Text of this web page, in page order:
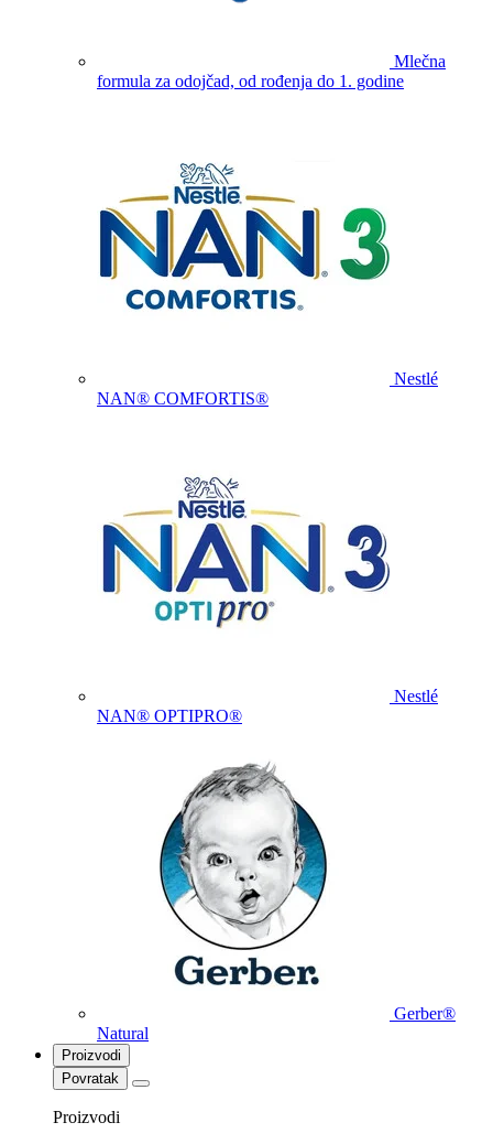
Mlečna
formula za odojčad, od rođenja do 1. godine
Nestlé
NAN® COMFORTIS®
Nestlé
NAN® OPTIPRO®
Gerber®
Natural
Proizvodi
Povratak
Proizvodi